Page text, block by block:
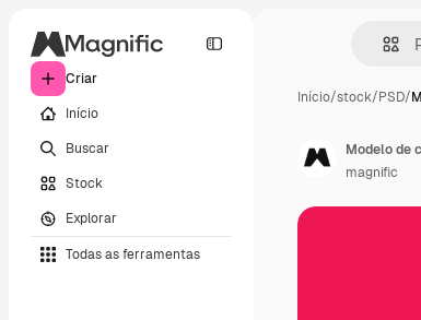
Criar
Início
Buscar
Stock
Explorar
Todas as ferramentas
Início/stock/PSD/
Modelo de
magnific